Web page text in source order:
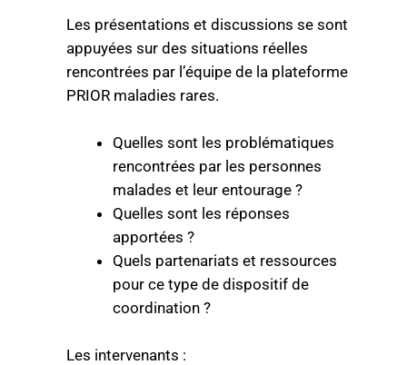
Les présentations et discussions se sont
appuyées sur des situations réelles
rencontrées par l’équipe de la plateforme
PRIOR maladies rares.
Quelles sont les problématiques
rencontrées par les personnes
malades et leur entourage ?
Quelles sont les réponses
apportées ?
Quels partenariats et ressources
pour ce type de dispositif de
coordination ?
Les intervenants :